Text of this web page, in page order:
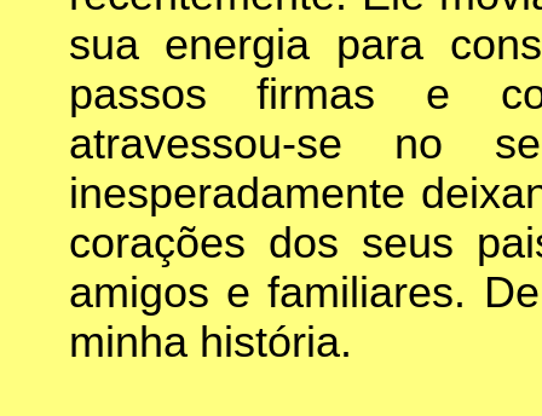
sua energia para
passos firmas e
atravessou-se no
inesperadamente
corações dos seus
amigos e familiares.
minha história.